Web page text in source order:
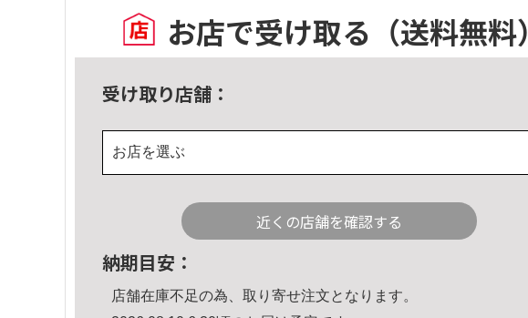
お店で受け取る （送料無料）
受け取り店舗：
お店を選ぶ
近くの店舗を確認する
納期目安：
店舗在庫不足の為、取り寄せ注文となります。